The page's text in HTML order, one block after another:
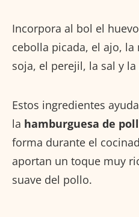
Incorpora al bol el
cebolla picada, el ajo, la
soja, el perejil, la sal y
Estos ingredientes
la hamburguesa de
forma durante el
aportan un toque muy
suave del pollo.